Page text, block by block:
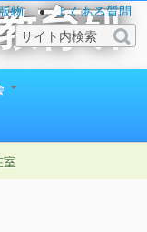
育研
物
よくある質問